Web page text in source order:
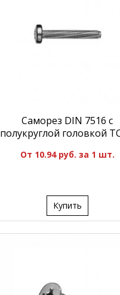
Саморез DIN 7516 с
полукруглой головкой
От 10.94 руб. за 1 шт.
Купить